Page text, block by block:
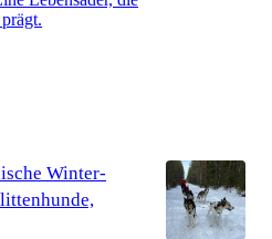
Winter-